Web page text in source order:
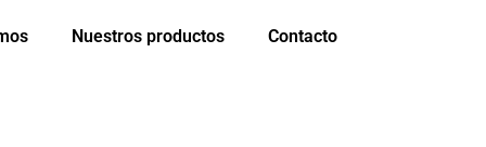
Nuestros productos Contacto